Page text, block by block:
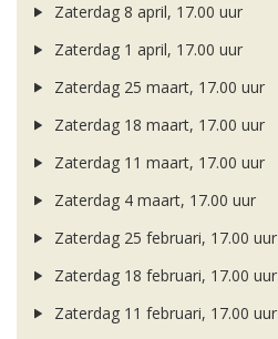
Zaterdag 8 april, 17.00 uur
Zaterdag 1 april, 17.00 uur
Zaterdag 25 maart, 17.00 uur
Zaterdag 18 maart, 17.00 uur
Zaterdag 11 maart, 17.00 uur
Zaterdag 4 maart, 17.00 uur
Zaterdag 25 februari, 17.00 uur
Zaterdag 18 februari, 17.00 uur
Zaterdag 11 februari, 17.00 uur